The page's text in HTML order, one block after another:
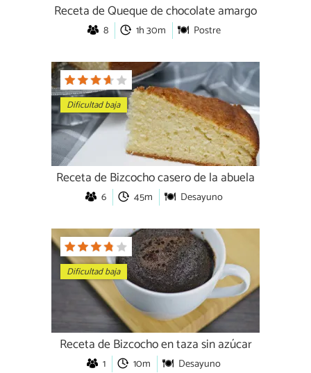
Receta de Queque de chocolate amargo
8 1h 30m Postre
Dificultad baja
Receta de Bizcocho casero de la abuela
6 45m Desayuno
Dificultad baja
Receta de Bizcocho en taza sin azúcar
1 10m Desayuno